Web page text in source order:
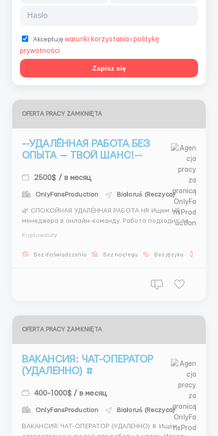
Akceptujęwarunki korzystania ipolitykę
prywatności
Zapisz się
OFERTA PRACY ZAMKNIĘTA
--УДАЛЁННАЯ РАБОТА БЕЗ
ОПЫТА — ТВОЙ ШАНС!--
2500$ / в месяц
OnlyFansProduction Białoruś (Reczyca)
🌿 СПОКОЙНАЯ УДАЛЁННАЯ РАБОТА HR Ищем HR-
менеджера в онлайн-команду. Работа подходит тем,
кандидатами и помогать формировать команду. Все
Kryptowaluty
Bez doświadczenia Bez noclegu Bez języka
OFERTA PRACY ZAMKNIĘTA
ВАКАНСИЯ: ЧАТ-ОПЕРАТОР
(УДАЛЕННО) #
400-1000$ / в месяц
OnlyFansProduction Białoruś (Reczyca)
ВАКАНСИЯ: ЧАТ-ОПЕРАТОР (УДАЛЕННО) # Ищем